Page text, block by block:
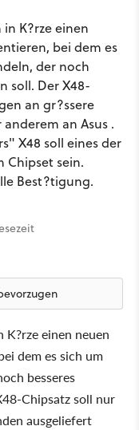
K?rze einen
bei dem es
der noch
soll. Der X48-
an gr?ssere
an Asus .
X48 soll eines der
Chipset sein.
Best?tigung.
einen neuen
dem es sich um
besseres
Chipsatz soll nur
ausgeliefert